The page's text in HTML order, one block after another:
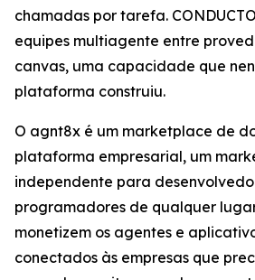
chamadas por tarefa.
equipes multiagente entre
canvas, uma capacidade que
plataforma construiu.
O agnt8x é um marketplace de
plataforma empresarial, um
independente para
programadores de qualquer
monetizem os agentes e
conectados às empresas que